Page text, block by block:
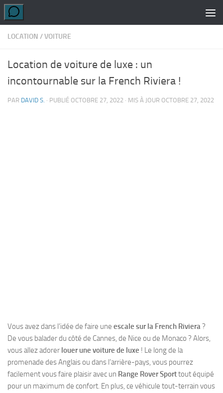
Skip to content
LOCATION /VOITURE
Location de voiture de luxe : un
incontournable sur la French Riviera !
PAR DAVID S. · PUBLIÉ OCTOBRE 27, 2022 · MIS À JOUR OCTOBRE 27, 2022
Vous avez dans l’idée de faire une escale sur la French Riviera?
De vous balader du côté de Cannes, de Nice ou de Monaco ? Alors,
vous allez adorer louer une voiture de luxe ! Le long de la
promenade des Anglais ou dans l’arrière-pays, vous pourrez
facilement vous faire plaisir avec un Range Rover Sporttout équipé
pour un maximum de confort. En plus, ce véhicule tout-terrain vous